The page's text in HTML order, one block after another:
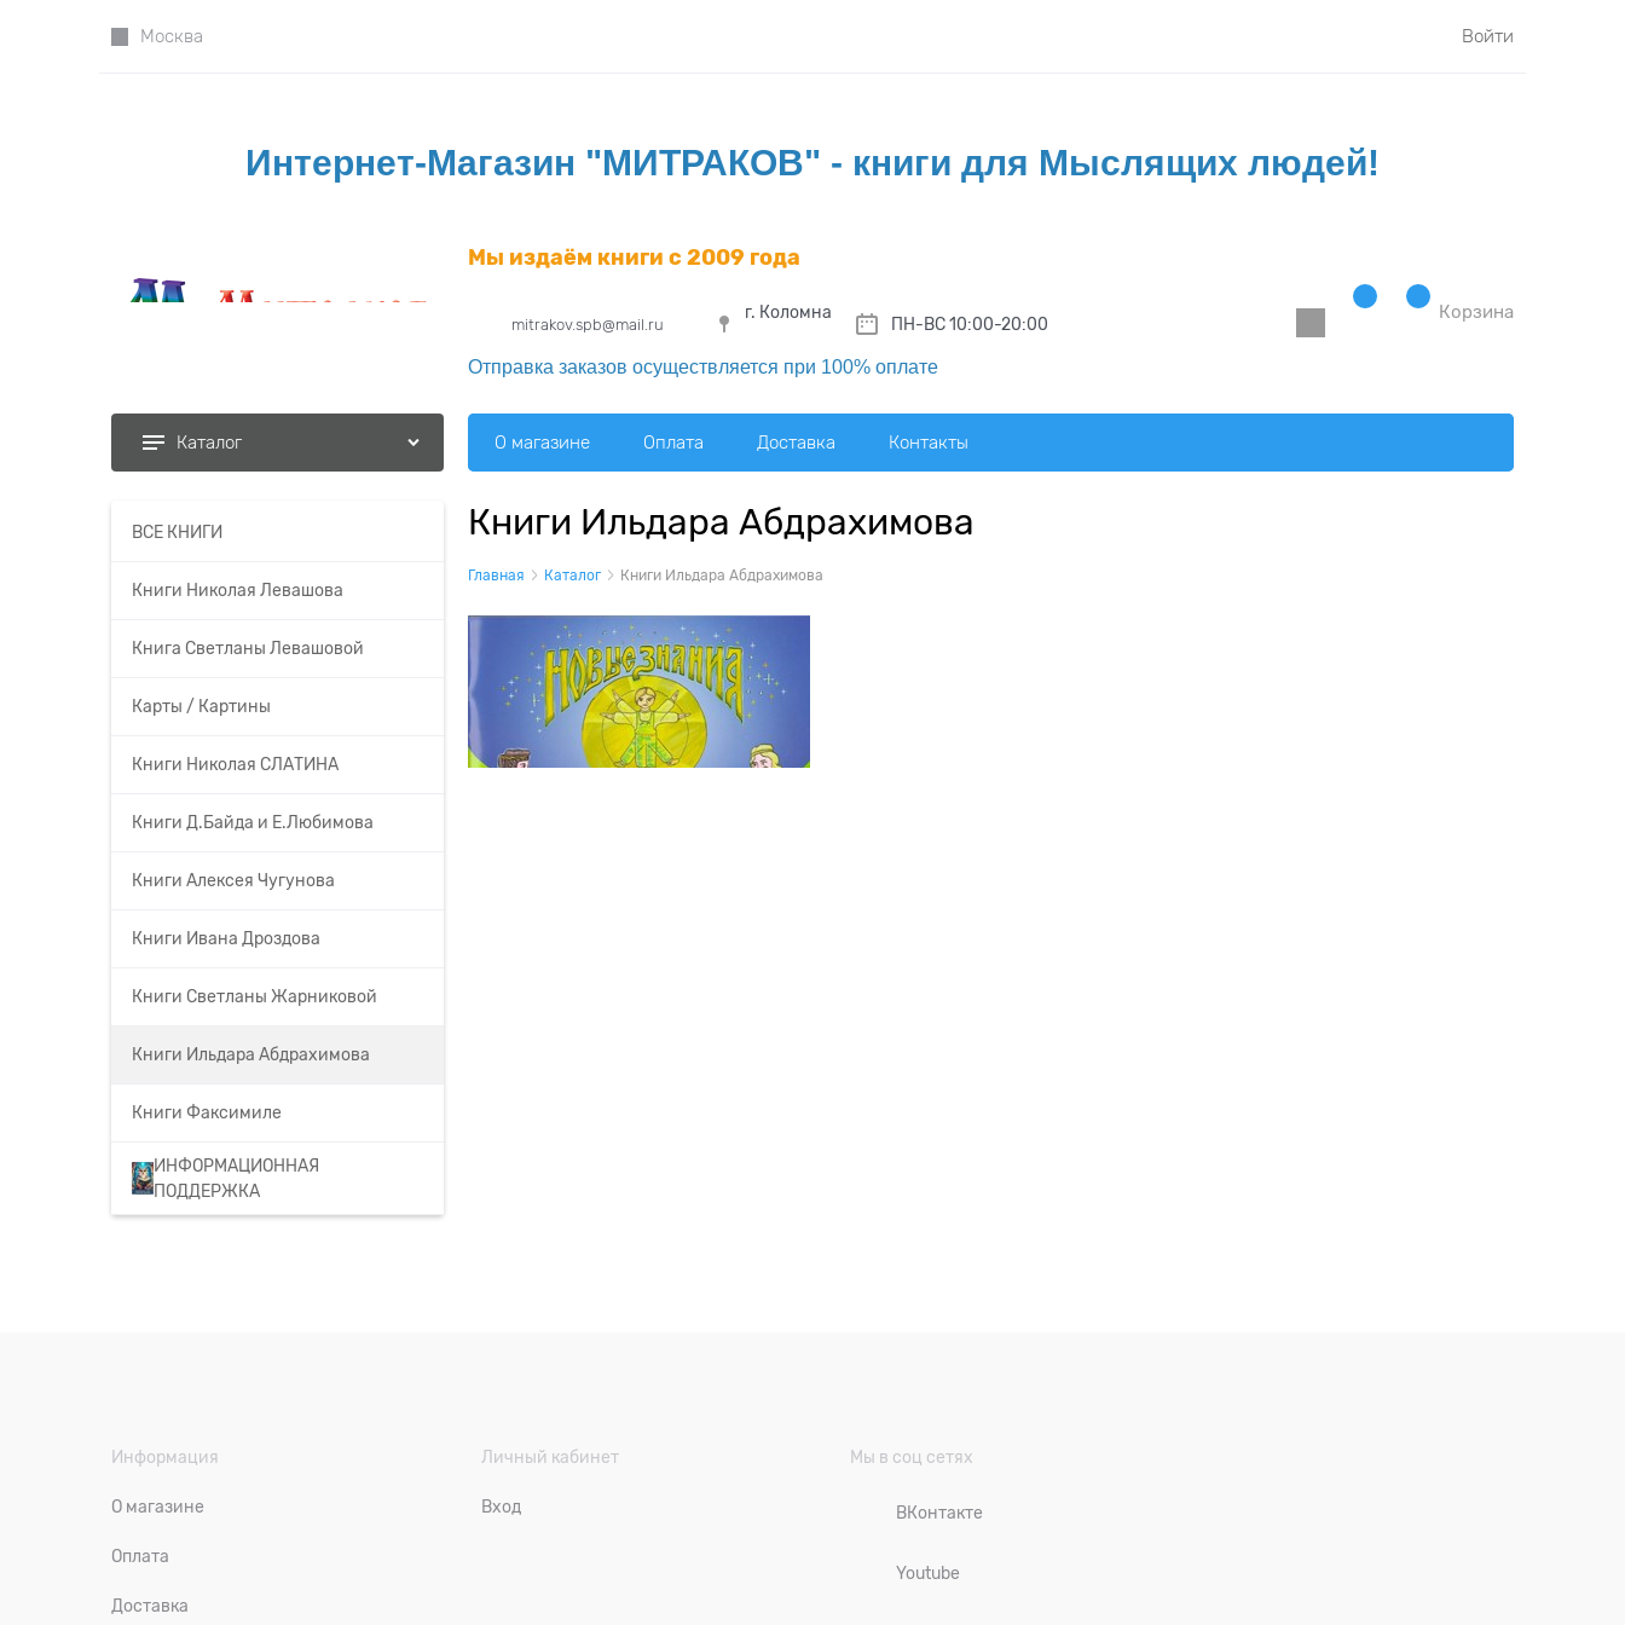
Москва Войти
Интернет-Магазин "МИТРАКОВ" - книги для Мыслящих людей!
Мы издаём книги с 2009 года
mitrakov.spb@mail.ru
г. Коломна
ПН-ВС 10:00-20:00
Отправка заказов осуществляется при 100% оплате
Корзина
Каталог О магазине Оплата Доставка Контакты
ВСЕ КНИГИ
Книги Николая Левашова
Книга Светланы Левашовой
Карты / Картины
Книги Николая СЛАТИНА
Книги Д.Байда и Е.Любимова
Книги Алексея Чугунова
Книги Ивана Дроздова
Книги Светланы Жарниковой
Книги Ильдара Абдрахимова
Книги Факсимиле
ИНФОРМАЦИОННАЯ
ПОДДЕРЖКА
Книги Ильдара Абдрахимова
Главная Каталог Книги Ильдара Абдрахимова
Информация
О магазине
Оплата
Доставка
Личный кабинет
Вход
Мы в соц сетях
ВКонтакте
Youtube